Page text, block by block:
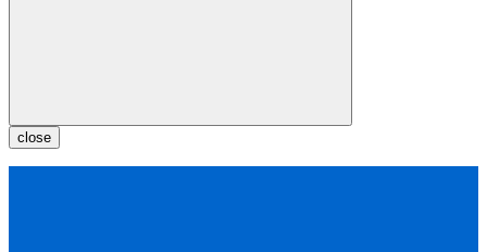
close